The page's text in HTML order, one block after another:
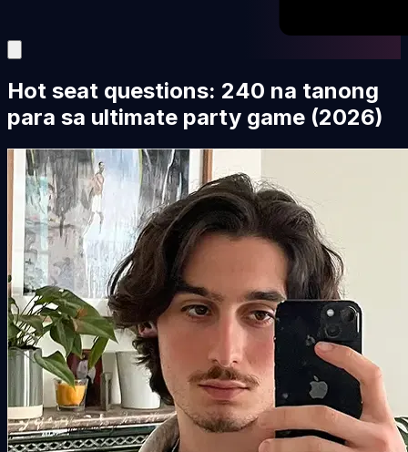
Hot seat questions: 240 na tanong
para sa ultimate party game (2026)